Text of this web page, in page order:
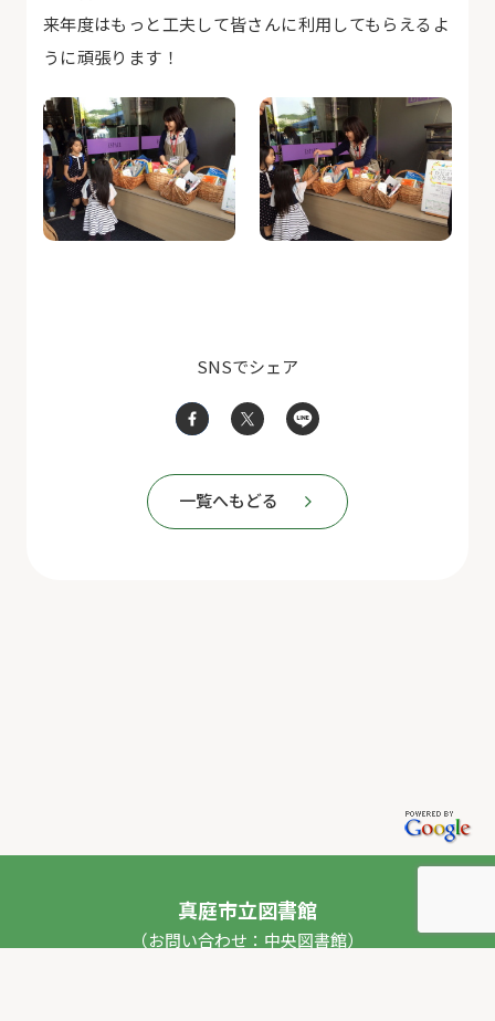
来年度はもっと工夫して皆さんに利用してもらえるよ
うに頑張ります！
SNSでシェア
一覧へもどる
真庭市立図書館
（お問い合わせ：中央図書館）